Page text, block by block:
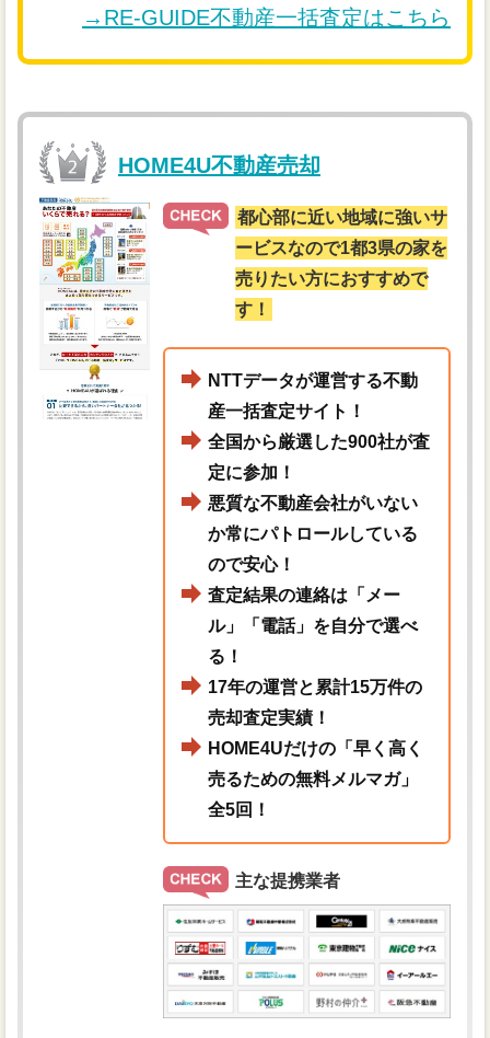
→RE-GUIDE不動産一括査定はこちら
HOME4U不動産売却
都心部に近い地域に強いサ
ービスなので1都3県の家を
売りたい方におすすめで
す！
NTTデータが運営する不動
産一括査定サイト！
全国から厳選した900社が査
定に参加！
悪質な不動産会社がいない
か常にパトロールしている
ので安心！
査定結果の連絡は「メー
ル」「電話」を自分で選べ
る！
17年の運営と累計15万件の
売却査定実績！
HOME4Uだけの「早く高く
売るための無料メルマガ」
全5回！
主な提携業者